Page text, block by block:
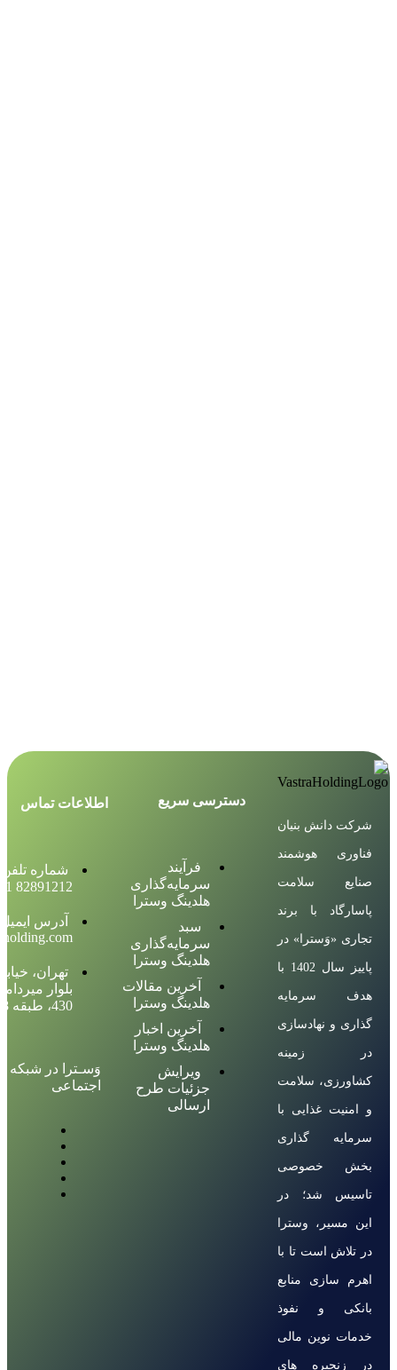
شرکت دانش بنیان
فناوری هوشمند
صنایع سلامت
پاسارگاد با برند
تجاری «وَسترا» در
پاییز سال 1402 با
هدف سرمایه
گذاری و نهادسازی
در زمینه
کشاورزی، سلامت
و امنیت غذایی با
سرمایه گذاری
بخش خصوصی
تاسیس شد؛ در
این مسیر، وسترا
در تلاش است تا با
اهرم سازی منابع
بانکی و نفوذ
خدمات نوین مالی
در زنجیره های
دسترسی سریع
فرآیند
سرمایه‌گذاری
هلدینگ وسترا
سبد
سرمایه‌گذاری
هلدینگ وسترا
آخرین مقالات
هلدینگ وسترا
آخرین اخبار
هلدینگ وسترا
ویرایش
جزئیات طرح
ارسالی
اطلاعات تماس
شماره
82891212 021 الی 18
آدرس
تهران،
بلوار
430، طبقه 8
وَسـترا در شبکه
اجتماعی